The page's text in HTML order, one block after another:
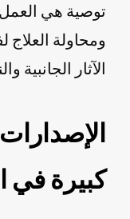
توصية هي
ومحاولة العلاج
الآثار الجانبية
كبيرة في